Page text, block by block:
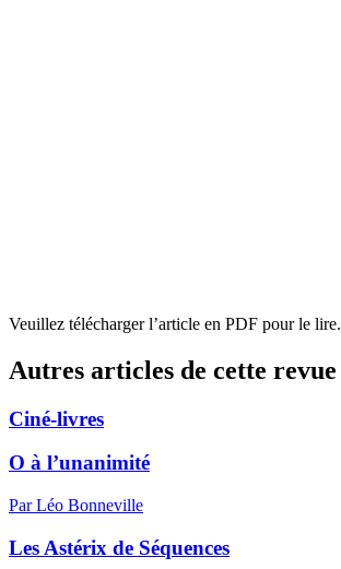
Veuillez télécharger l’article en PDF pour le lire.
Autres articles de cette revue
Ciné-livres
O à l’unanimité
Par Léo Bonneville
Les Astérix de Séquences